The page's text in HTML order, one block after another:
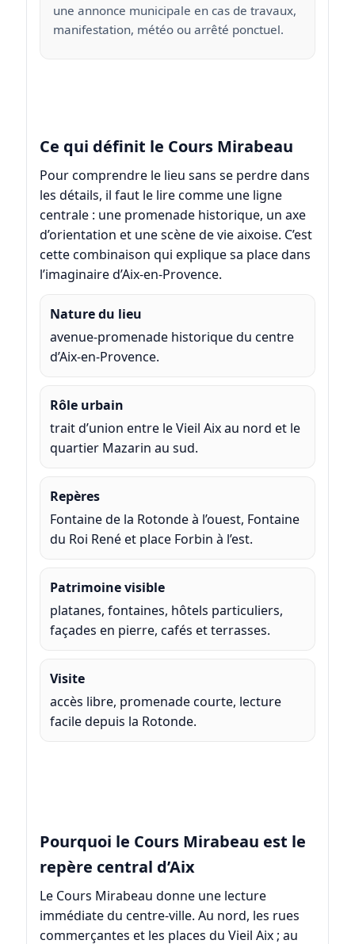
une annonce municipale en cas de travaux,
manifestation, météo ou arrêté ponctuel.
Ce qui définit le Cours Mirabeau
Pour comprendre le lieu sans se perdre dans
les détails, il faut le lire comme une ligne
centrale : une promenade historique, un axe
d’orientation et une scène de vie aixoise. C’est
cette combinaison qui explique sa place dans
l’imaginaire d’Aix-en-Provence.
Nature du lieu
avenue-promenade historique du centre
d’Aix-en-Provence.
Rôle urbain
trait d’union entre le Vieil Aix au nord et le
quartier Mazarin au sud.
Repères
Fontaine de la Rotonde à l’ouest, Fontaine
du Roi René et place Forbin à l’est.
Patrimoine visible
platanes, fontaines, hôtels particuliers,
façades en pierre, cafés et terrasses.
Visite
accès libre, promenade courte, lecture
facile depuis la Rotonde.
Pourquoi le Cours Mirabeau est le
repère central d’Aix
Le Cours Mirabeau donne une lecture
immédiate du centre-ville. Au nord, les rues
commerçantes et les places du Vieil Aix ; au